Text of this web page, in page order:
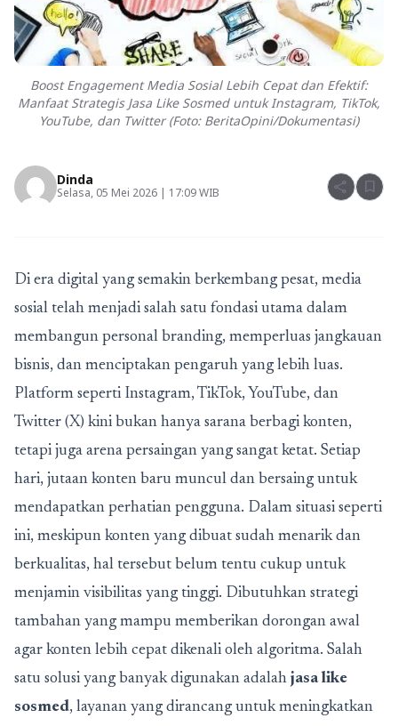
Boost Engagement Media Sosial Lebih Cepat dan Efektif:
Manfaat Strategis Jasa Like Sosmed untuk Instagram, TikTok,
YouTube, dan Twitter (Foto: BeritaOpini/Dokumentasi)
Dinda
Selasa, 05 Mei 2026 | 17:09 WIB share bookmark
Di era digital yang semakin berkembang pesat, media
sosial telah menjadi salah satu fondasi utama dalam
membangun personal branding, memperluas jangkauan
bisnis, dan menciptakan pengaruh yang lebih luas.
Platform seperti Instagram, TikTok, YouTube, dan
Twitter (X) kini bukan hanya sarana berbagi konten,
tetapi juga arena persaingan yang sangat ketat. Setiap
hari, jutaan konten baru muncul dan bersaing untuk
mendapatkan perhatian pengguna. Dalam situasi seperti
ini, meskipun konten yang dibuat sudah menarik dan
berkualitas, hal tersebut belum tentu cukup untuk
menjamin visibilitas yang tinggi. Dibutuhkan strategi
tambahan yang mampu memberikan dorongan awal
agar konten lebih cepat dikenali oleh algoritma. Salah
satu solusi yang banyak digunakan adalah jasa like
sosmed, layanan yang dirancang untuk meningkatkan